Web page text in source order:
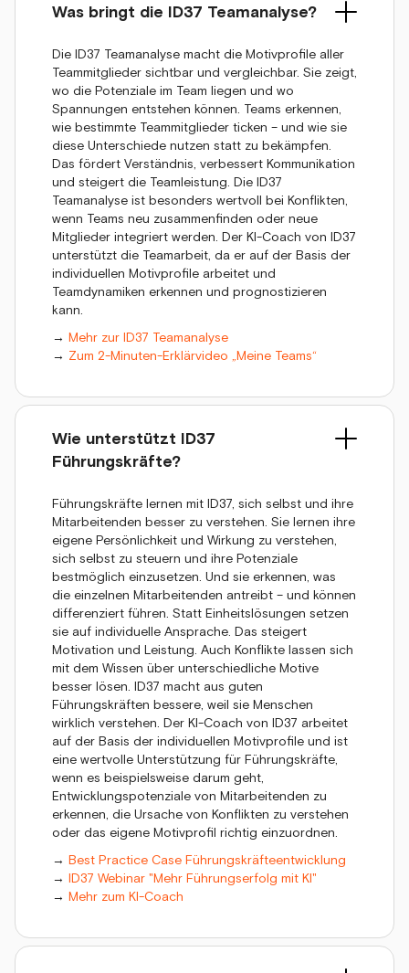
Was bringt die ID37 Teamanalyse?
Die ID37 Teamanalyse macht die Motivprofile aller
Teammitglieder sichtbar und vergleichbar. Sie zeigt,
wo die Potenziale im Team liegen und wo
Spannungen entstehen können. Teams erkennen,
wie bestimmte Teammitglieder ticken – und wie sie
diese Unterschiede nutzen statt zu bekämpfen.
Das fördert Verständnis, verbessert Kommunikation
und steigert die Teamleistung. Die ID37
Teamanalyse ist besonders wertvoll bei Konflikten,
wenn Teams neu zusammenfinden oder neue
Mitglieder integriert werden. Der KI-Coach von ID37
unterstützt die Teamarbeit, da er auf der Basis der
individuellen Motivprofile arbeitet und
Teamdynamiken erkennen und prognostizieren
kann.
→ Mehr zur ID37 Teamanalyse
→ Zum 2-Minuten-Erklärvideo „Meine Teams“
Wie unterstützt ID37
Führungskräfte?
Führungskräfte lernen mit ID37, sich selbst und ihre
Mitarbeitenden besser zu verstehen. Sie lernen ihre
eigene Persönlichkeit und Wirkung zu verstehen,
sich selbst zu steuern und ihre Potenziale
bestmöglich einzusetzen. Und sie erkennen, was
die einzelnen Mitarbeitenden antreibt – und können
differenziert führen. Statt Einheitslösungen setzen
sie auf individuelle Ansprache. Das steigert
Motivation und Leistung. Auch Konflikte lassen sich
mit dem Wissen über unterschiedliche Motive
besser lösen. ID37 macht aus guten
Führungskräften bessere, weil sie Menschen
wirklich verstehen. Der KI-Coach von ID37 arbeitet
auf der Basis der individuellen Motivprofile und ist
eine wertvolle Unterstützung für Führungskräfte,
wenn es beispielsweise darum geht,
Entwicklungspotenziale von Mitarbeitenden zu
erkennen, die Ursache von Konflikten zu verstehen
oder das eigene Motivprofil richtig einzuordnen.
→ Best Practice Case Führungskräfteentwicklung
→ ID37 Webinar "Mehr Führungserfolg mit KI"
→ Mehr zum KI-Coach